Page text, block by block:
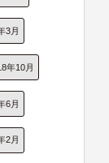
3月
年10月
6月
2月